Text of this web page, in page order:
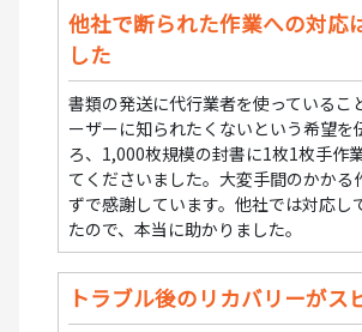
他社で断られた作業への対応
した
書類の発送に代行業者を使っているこ
ーザーに知られたくないという希望を
ろ、1,000枚規模の封書に1枚1枚手作
てくださいました。大変手間のかかる
ずで感謝しています。他社では対応し
たので、本当に助かりました。
トラブル後のリカバリーがス